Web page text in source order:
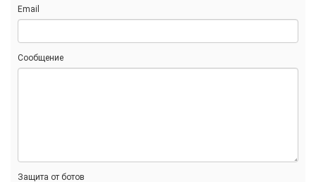
Email
Сообщение
Защита от ботов